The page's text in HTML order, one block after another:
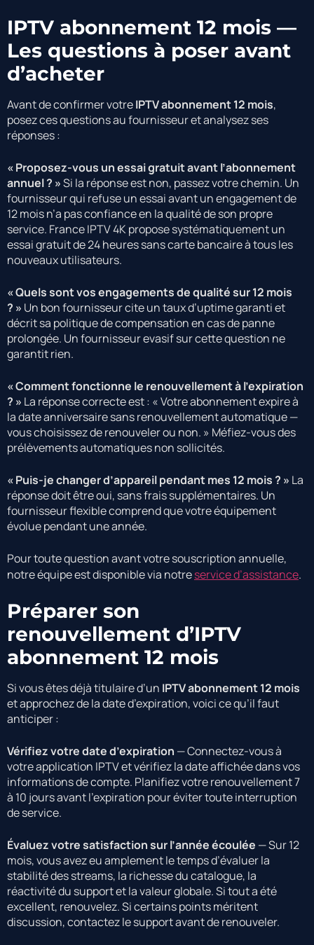
IPTV abonnement 12 mois —
Les questions à poser avant
d’acheter
Avant de confirmer votreIPTV abonnement 12 mois,
posez ces questions au fournisseur et analysez ses
réponses :
« Proposez-vous un essai gratuit avant l’abonnement
annuel ? »Si la réponse est non, passez votre chemin. Un
fournisseur qui refuse un essai avant un engagement de
12 mois n’a pas confiance en la qualité de son propre
service. France IPTV 4K propose systématiquement un
essai gratuit de 24 heures sans carte bancaire à tous les
nouveaux utilisateurs.
« Quels sont vos engagements de qualité sur 12 mois
? » Un bon fournisseur cite un taux d’uptime garanti et
décrit sa politique de compensation en cas de panne
prolongée. Un fournisseur evasif sur cette question ne
garantit rien.
« Comment fonctionne le renouvellement à l’expiration
? » La réponse correcte est : « Votre abonnement expire à
la date anniversaire sans renouvellement automatique —
vous choisissez de renouveler ou non. » Méfiez-vous des
prélèvements automatiques non sollicités.
« Puis-je changer d’appareil pendant mes 12 mois ? » La
réponse doit être oui, sans frais supplémentaires. Un
fournisseur flexible comprend que votre équipement
évolue pendant une année.
Pour toute question avant votre souscription annuelle,
notre équipe est disponible via notreservice d’assistance.
Préparer son
renouvellement d’IPTV
abonnement 12 mois
Si vous êtes déjà titulaire d’un IPTV abonnement 12 mois
et approchez de la date d’expiration, voici ce qu’il faut
anticiper :
Vérifiez votre date d’expiration — Connectez-vous à
votre application IPTV et vérifiez la date affichée dans vos
informations de compte. Planifiez votre renouvellement 7
à 10 jours avant l’expiration pour éviter toute interruption
de service.
Évaluez votre satisfaction sur l’année écoulée — Sur 12
mois, vous avez eu amplement le temps d’évaluer la
stabilité des streams, la richesse du catalogue, la
réactivité du support et la valeur globale. Si tout a été
excellent, renouvelez. Si certains points méritent
discussion, contactez le support avant de renouveler.